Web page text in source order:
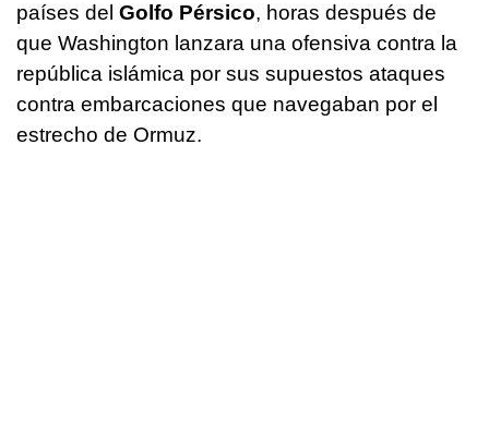
países del Golfo Pérsico, horas después de
que Washington lanzara una ofensiva contra la
república islámica por sus supuestos ataques
contra embarcaciones que navegaban por el
estrecho de Ormuz.